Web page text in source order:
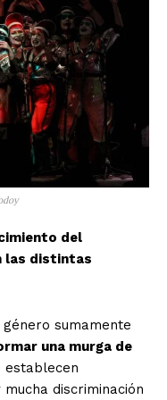
del
las distintas
sumamente
una murga de
establecen
discriminación